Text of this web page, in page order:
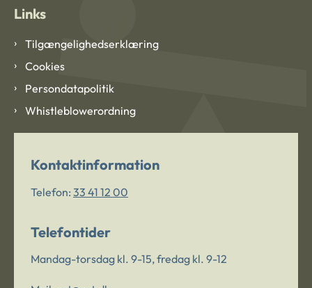
Links
Tilgængelighedserklæring
Cookies
Persondatapolitik
Whistleblowerordning
Kontaktinformation
Telefon: 33 41 12 00
Telefontider
Mandag-torsdag kl. 9-15, fredag kl. 9-12